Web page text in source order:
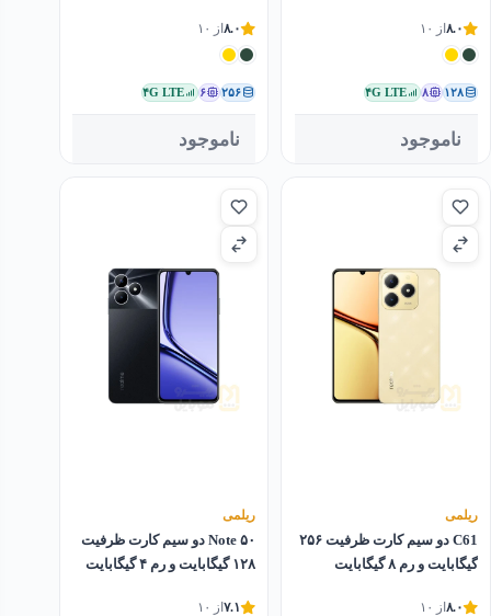
۸.۰از ۱۰
۱۲۸ ۸ ۴G LTE
ناموجود
۸.۰از ۱۰
۲۵۶ ۶ ۴G LTE
ناموجود
ریلمی
C61 دو سیم کارت ظرفیت ۲۵۶
گیگابایت و رم ۸ گیگابایت
۸.۰از ۱۰
ریلمی
Note ۵۰ دو سیم کارت ظرفیت
۱۲۸ گیگابایت و رم ۴ گیگابایت
۷.۱از ۱۰